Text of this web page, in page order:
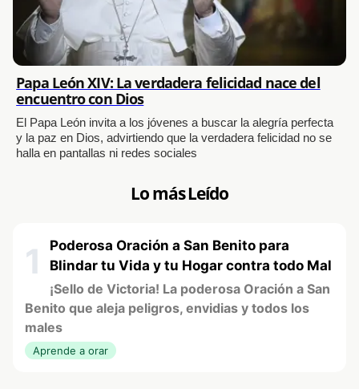
Papa León XIV: La verdadera felicidad nace del
encuentro con Dios
El Papa León invita a los jóvenes a buscar la alegría perfecta
y la paz en Dios, advirtiendo que la verdadera felicidad no se
halla en pantallas ni redes sociales
Lo más Leído
1
Poderosa Oración a San Benito para
Blindar tu Vida y tu Hogar contra todo Mal
¡Sello de Victoria! La poderosa Oración a San
Benito que aleja peligros, envidias y todos los
males
Aprende a orar